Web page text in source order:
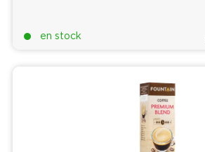
en stock